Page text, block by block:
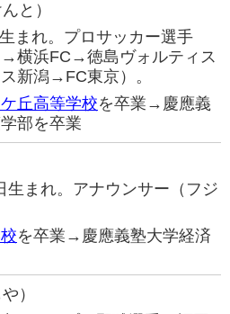
と）
まれ。プロサッカー選手
→横浜FC→徳島ヴォルティス
新潟→FC東京）。
丘高等学校を卒業→慶應義
部を卒業
生まれ。アナウンサー（フジ
を卒業→慶應義塾大学経済
）